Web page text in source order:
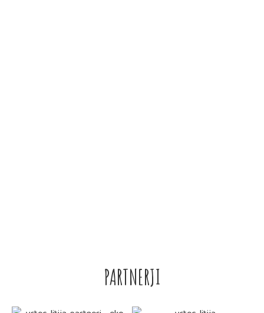
PARTNERJI